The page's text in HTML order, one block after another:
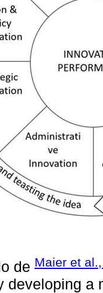
de Maier et
developing a